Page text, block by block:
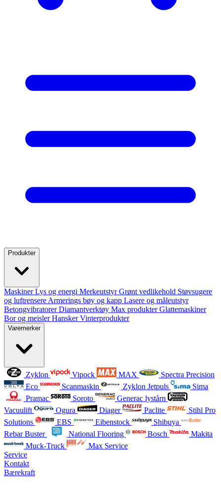
Produkter
MaskinerLys og energi MerkeutstyrGrønt vedlikehold Støvsugere
og luftrensere Armerings bøy og kapp Lasere og måleutstyr
BetongvibratorerDiamantverktøy Max produkterGlattemaskiner
Bor og meislerHanskerVinterprodukter
Varemerker
Zyklon Vipock MAX
Spectra Precision
Eco
Scanmaskin Zyklon Jetpuls
Sima
Pramac
Soroto
Generac lystårn
Vacuulift
Ogura Diager Paclite
Stihl Pro
Solutions
EBS Eibenstock
Shibuya
Rebar Buster
National Flooring Bosch
Makita
Muck-Truck
Max Service
Service
Kontakt
Bærekraft